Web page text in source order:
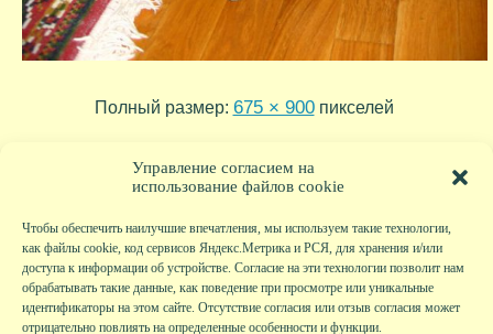
Управление согласием на
использование файлов cookie
Чтобы обеспечить наилучшие впечатления, мы используем такие технологии,
как файлы cookie, код сервисов Яндекс.Метрика и РСЯ, для хранения и/или
доступа к информации об устройстве. Согласие на эти технологии позволит нам
обрабатывать такие данные, как поведение при просмотре или уникальные
идентификаторы на этом сайте. Отсутствие согласия или отзыв согласия может
отрицательно повлиять на определенные особенности и функции.
Полный размер: 675 × 900пикселей